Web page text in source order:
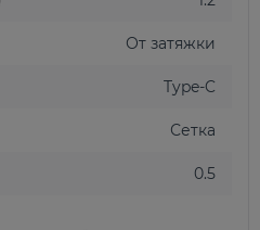
От затяжки
Type-C
Сетка
0.5